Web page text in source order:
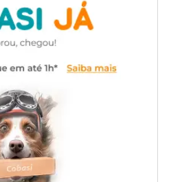
alcance a pele.
cobrir todo o corpo, evitando o
ser escovada novamente.